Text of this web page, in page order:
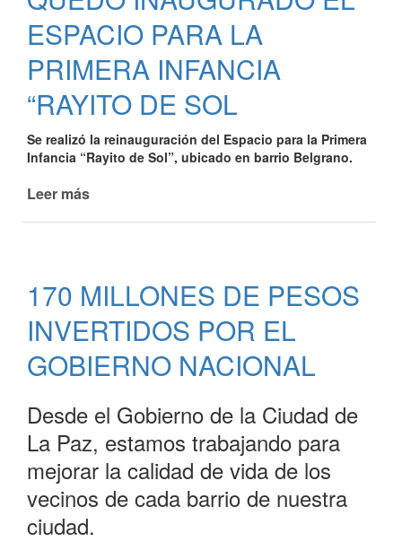
ACCESIBILIDAD
UNIVERSAL
PARA
ADULTOS
MAYORES
ESPACIO PARA LA
PRIMERA INFANCIA
“RAYITO DE SOL
Se realizó la reinauguración del Espacio para la Primera
Infancia “Rayito de Sol”, ubicado en barrio Belgrano.
Leer más
PARA
LA
PRIMERA
INFANCIA
“RAYITO
SOL
170 MILLONES DE PESOS
INVERTIDOS POR EL
GOBIERNO NACIONAL
Desde el Gobierno de la Ciudad de
La Paz, estamos trabajando para
mejorar la calidad de vida de los
vecinos de cada barrio de nuestra
ciudad.